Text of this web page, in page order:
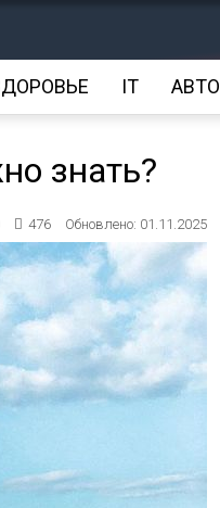
IT АВТО
знать?
476 Обновлено: 01.11.2025